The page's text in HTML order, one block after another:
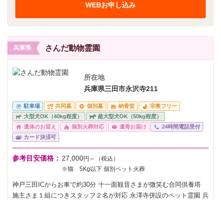
WEBお申し込み
兵庫県 さんだ動物霊園
所在地
兵庫県三田市永沢寺211
駐車場 共同墓 個別墓 納骨堂
宗教フリー
大型犬OK（40kg程度）
超大型犬OK（50kg程度）
遺体のお迎え
個別火葬対応 遺骨お届け
24時間電話受付
カード決済可
参考目安価格： 27,000円～（税込）
※猫 5Kg以下 個別ペット火葬
神戸三田ICからお車で約30分 十一面観音さまが微笑む合同供養塔
施主さま１組につきスタッフ２名が対応 永澤寺併設のペット霊園 兵